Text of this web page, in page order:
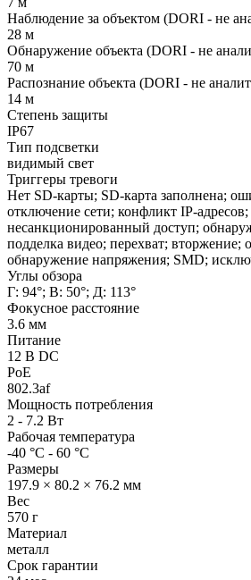
Наблюдение за объектом (DORI - не
28 м
Обнаружение объекта (DORI - не
70 м
Распознание объекта (DORI - не
14 м
Степень защиты
IP67
Тип подсветки
видимый свет
Триггеры тревоги
Нет SD-карты; SD-карта заполнена;
отключение сети; конфликт IP-адресов;
несанкционированный доступ;
подделка видео; перехват; вторжение;
обнаружение напряжения; SMD;
Углы обзора
Г: 94°; В: 50°; Д: 113°
Фокусное расстояние
3.6 мм
Питание
12 В DC
PoE
802.3af
Мощность потребления
2 - 7.2 Вт
Рабочая температура
-40 °C - 60 °C
Размеры
197.9 × 80.2 × 76.2 мм
Вес
570 г
Материал
металл
Срок гарантии